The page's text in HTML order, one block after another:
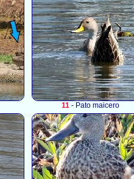
11- Pato maicero